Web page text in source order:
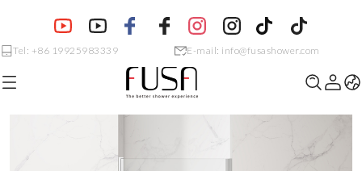
Tel: +86 19925983339 E-mail: info@fusashower.com